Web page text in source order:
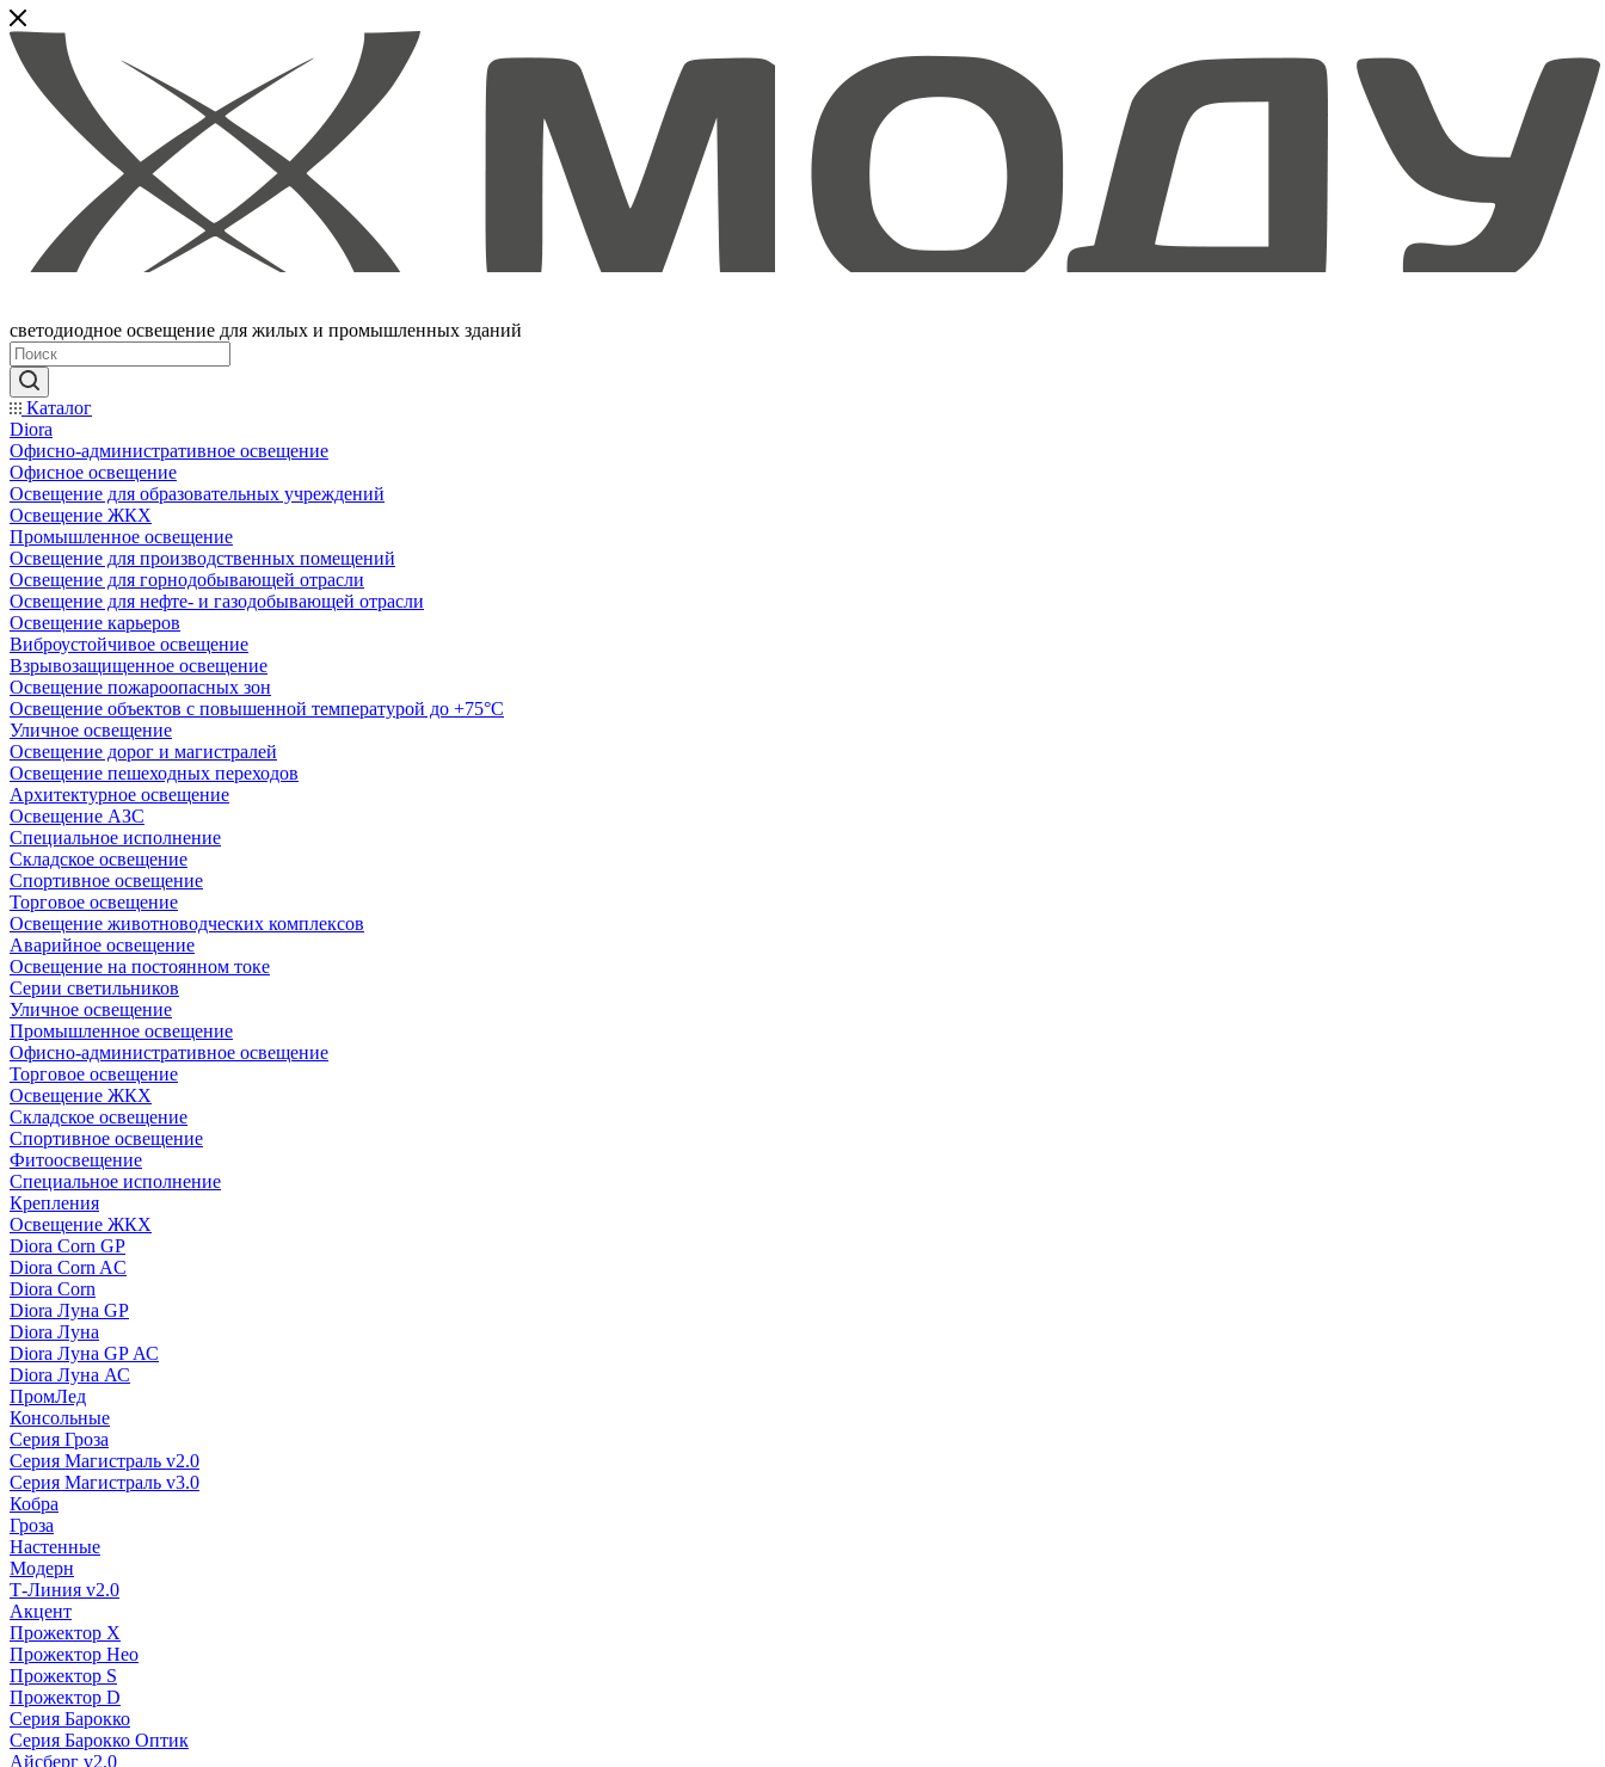
светодиодное освещение для жилых и промышленных зданий
Каталог
Diora
Офисно-административное освещение
Офисное освещение
Освещение для образовательных учреждений
Освещение ЖКХ
Промышленное освещение
Освещение для производственных помещений
Освещение для горнодобывающей отрасли
Освещение для нефте- и газодобывающей отрасли
Освещение карьеров
Виброустойчивое освещение
Взрывозащищенное освещение
Освещение пожароопасных зон
Освещение объектов с повышенной температурой до +75°C
Уличное освещение
Освещение дорог и магистралей
Освещение пешеходных переходов
Архитектурное освещение
Освещение АЗС
Специальное исполнение
Складское освещение
Спортивное освещение
Торговое освещение
Освещение животноводческих комплексов
Аварийное освещение
Освещение на постоянном токе
Серии светильников
Уличное освещение
Промышленное освещение
Офисно-административное освещение
Торговое освещение
Освещение ЖКХ
Складское освещение
Спортивное освещение
Фитоосвещение
Специальное исполнение
Крепления
Освещение ЖКХ
Diora Corn GP
Diora Corn AC
Diora Corn
Diora Луна GP
Diora Луна
Diora Луна GP АС
Diora Луна АС
ПромЛед
Консольные
Серия Гроза
Серия Магистраль v2.0
Серия Магистраль v3.0
Кобра
Гроза
Настенные
Модерн
Т-Линия v2.0
Акцент
Прожектор X
Прожектор Нео
Прожектор S
Прожектор D
Серия Барокко
Серия Барокко Оптик
Айсберг v2.0